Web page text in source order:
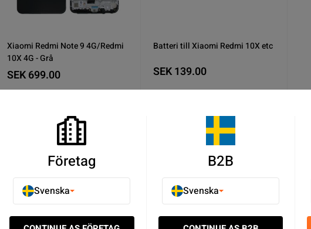
Xiaomi Redmi Note 9 4G/Redmi
10X 4G - Grå
SEK 699.00
Köp nu
Batteri till Xiaomi Redmi 10X etc
SEK 139.00
Köp nu
Som visar 2/2
Upptäck Xiaomi Redmi 10X Reservdelar - Redmi Reservdelar - Xiaomi
Företag
Svenska
B2B
Svenska